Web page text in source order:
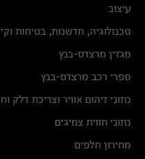
עיצוב
טכנולוגיה, חדשנות, בטיחות
מגזין מרצדס-בנץ
ספרי רכב מרצדס-בנץ
נתוני זיהום אוויר וצריכת דלק
נתוני תווית צמיגים
מחירון חלפים